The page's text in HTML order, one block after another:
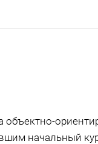
объектно-
начальный